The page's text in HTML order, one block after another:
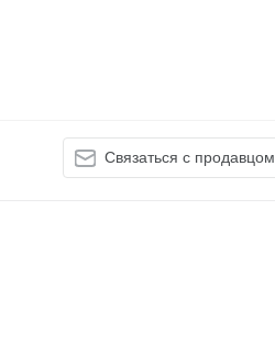
Связаться с продавцом